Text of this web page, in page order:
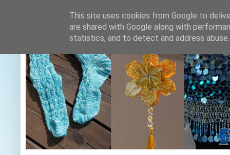
This site uses cookies from Google to
are shared with Google along with
statistics, and to detect and address abuse.